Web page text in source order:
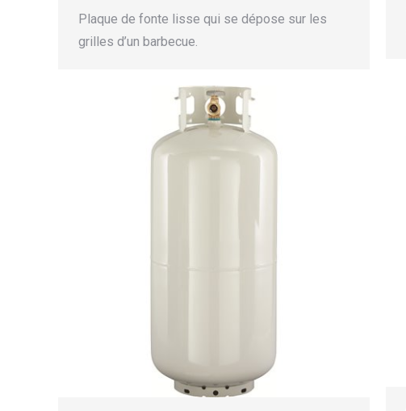
Plaque de fonte lisse qui se dépose sur les
grilles d’un barbecue.